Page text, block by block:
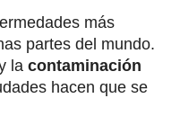
más
partes del mundo.
la contaminación
hacen que se